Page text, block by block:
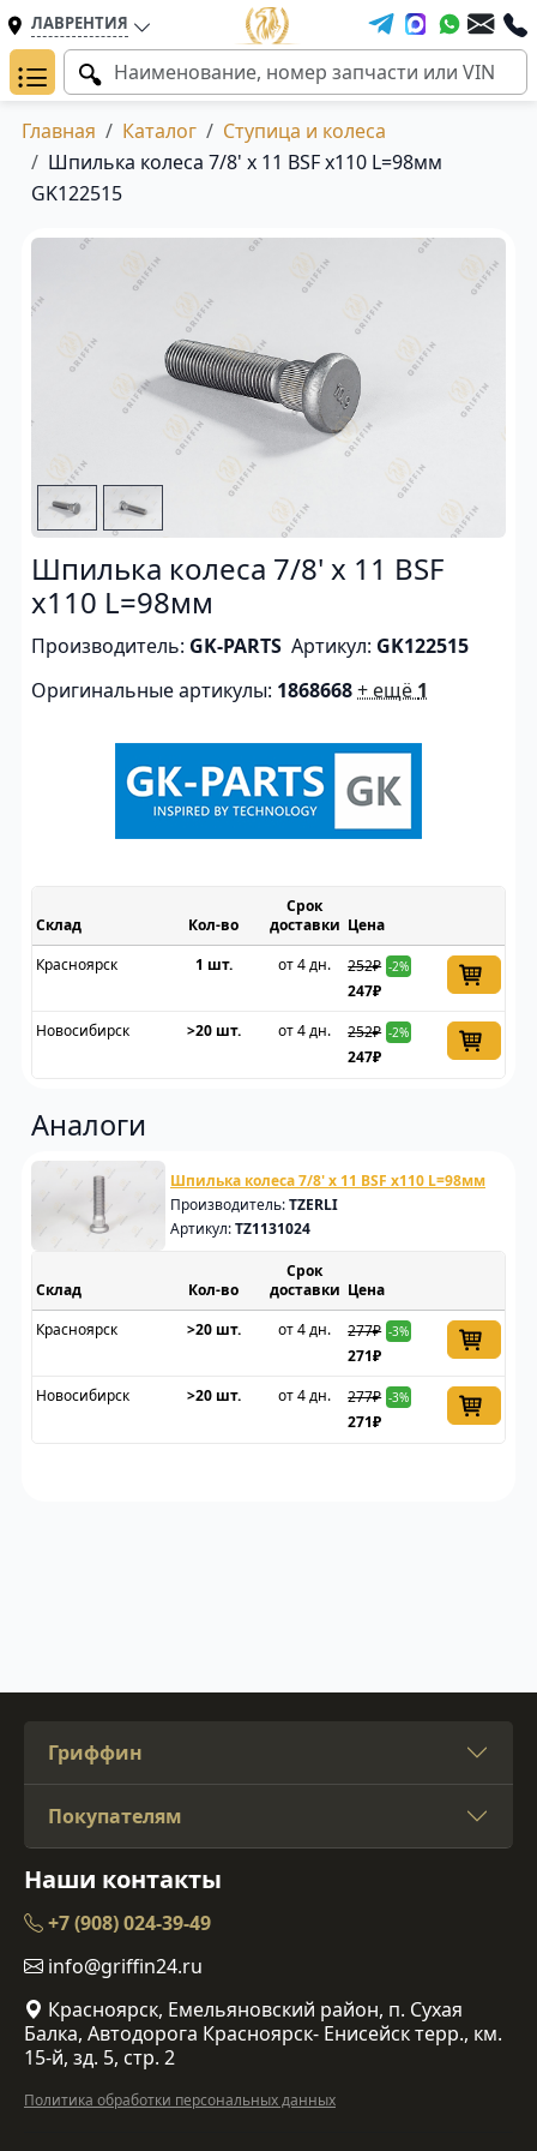
ЛАВРЕНТИЯ
Главная Каталог
Ступица и колеса
Шпилька колеса 7/8' х 11 BSF x110 L=98мм
GK122515
Шпилька колеса 7/8' х 11 BSF
x110 L=98мм
Производитель: GK-PARTS Артикул: GK122515
Оригинальные артикулы: 1868668+ ещё 1
Склад
Срок
доставки Цена
Красноярск
1 шт. от 4 дн. 252₽ -2%
247₽
Новосибирск
>20 шт. от 4 дн. 252₽ -2%
247₽
Аналоги
Шпилька колеса 7/8' х 11 BSF x110 L=98мм
Производитель:TZERLI
Артикул:TZ1131024
Склад
Срок
доставки Цена
Красноярск
>20 шт. от 4 дн. 277₽ -3%
271₽
Новосибирск
>20 шт. от 4 дн. 277₽ -3%
271₽
Гриффин
Покупателям
Наши контакты
+7 (908) 024-39-49
info@griffin24.ru
Красноярск, Емельяновский район, п. Сухая
Балка, Автодорога Красноярск- Енисейск терр., км.
15-й, зд. 5, стр. 2
Политика обработки персональных данных